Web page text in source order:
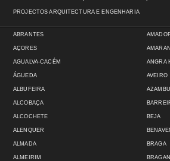
PROJECTOS ARQUITECTURA E ENGENHARIA
ABRANTES
AÇORES
AGUALVA-CACÉM
ÁGUEDA
ALBUFEIRA
ALCOBAÇA
ALCOCHETE
ALENQUER
ALMADA
ALMEIRIM
ANGRA
AVEIRO
BEJA
BRAGA